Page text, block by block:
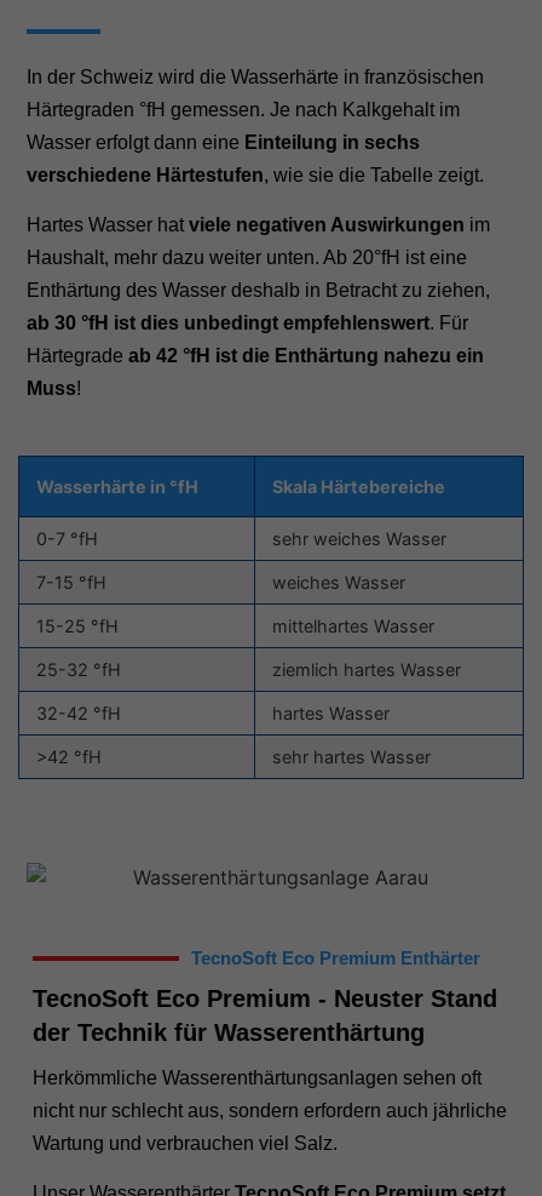
Wasserhärte in °fH Skala Härtebereiche
0-7 °fH sehr weiches Wasser
7-15 °fH weiches Wasser
15-25 °fH mittelhartes Wasser
25-32 °fH ziemlich hartes Wasser
32-42 °fH hartes Wasser
>42 °fH sehr hartes Wasser
In der Schweiz wird die Wasserhärte in französischen
Härtegraden °fH gemessen. Je nach Kalkgehalt im
Wasser erfolgt dann eine Einteilung in sechs
verschiedene Härtestufen, wie sie die Tabelle zeigt.
Hartes Wasser hatviele negativen Auswirkungen im
Haushalt, mehr dazu weiter unten. Ab 20°fH ist eine
Enthärtung des Wasser deshalb in Betracht zu ziehen,
ab 30 °fH ist dies unbedingt empfehlenswert. Für
Härtegradeab 42 °fH ist die Enthärtung nahezu ein
Muss!
TecnoSoft Eco Premium Enthärter
TecnoSoft Eco Premium - Neuster Stand
der Technik für Wasserenthärtung
Herkömmliche Wasserenthärtungsanlagen sehen oft
nicht nur schlecht aus, sondern erfordern auch jährliche
Wartung und verbrauchen viel Salz.